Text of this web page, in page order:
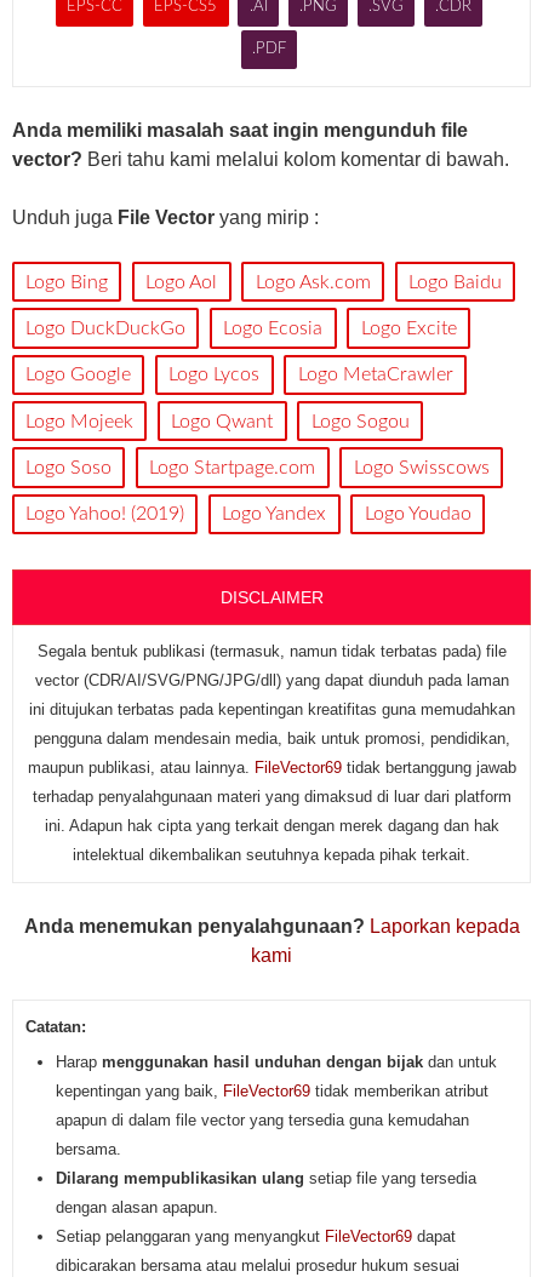
EPS-CC EPS-CS5 .AI .PNG .SVG .CDR
.PDF
Anda memiliki masalah saat ingin mengunduh file
vector? Beri tahu kami melalui kolom komentar di bawah.
Unduh juga File Vector yang mirip :
Logo Bing Logo Aol Logo Ask.com Logo Baidu
Logo DuckDuckGo Logo Ecosia Logo Excite
Logo Google Logo Lycos Logo MetaCrawler
Logo Mojeek Logo Qwant Logo Sogou
Logo Soso Logo Startpage.com Logo Swisscows
Logo Yahoo! (2019) Logo Yandex Logo Youdao
DISCLAIMER
Segala bentuk publikasi (termasuk, namun tidak terbatas pada) file
vector (CDR/AI/SVG/PNG/JPG/dll) yang dapat diunduh pada laman
ini ditujukan terbatas pada kepentingan kreatifitas guna memudahkan
pengguna dalam mendesain media, baik untuk promosi, pendidikan,
maupun publikasi, atau lainnya.
FileVector69tidak bertanggung jawab
terhadap penyalahgunaan materi yang dimaksud di luar dari platform
ini. Adapun hak cipta yang terkait dengan merek dagang dan hak
intelektual dikembalikan seutuhnya kepada pihak terkait.
Anda menemukan penyalahgunaan? Laporkan kepada
kami
Catatan:
Harap menggunakan hasil unduhan dengan bijak dan untuk
kepentingan yang baik,
FileVector69 tidak memberikan atribut
apapun di dalam file vector yang tersedia guna kemudahan
bersama.
Dilarang mempublikasikan ulang setiap file yang tersedia
dengan alasan apapun.
Setiap pelanggaran yang menyangkut FileVector69 dapat
dibicarakan bersama atau melalui prosedur hukum sesuai